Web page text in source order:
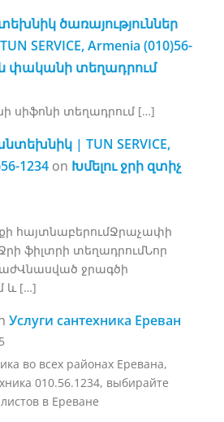
ծառայություններ
SERVICE, Armenia (010)56-
փականի տեղադրում
սիֆոնի տեղադրում […]
| TUN SERVICE,
1234 on Խմելու ջրի զտիչ
հայտնաբերումՋրաչափի
ֆիլտրի տեղադրումՆոր
ջրագծի
և […]
Услуги сантехника Ереван
во всех районах Еревана,
010.56.1234, выбирайте
в Ереване